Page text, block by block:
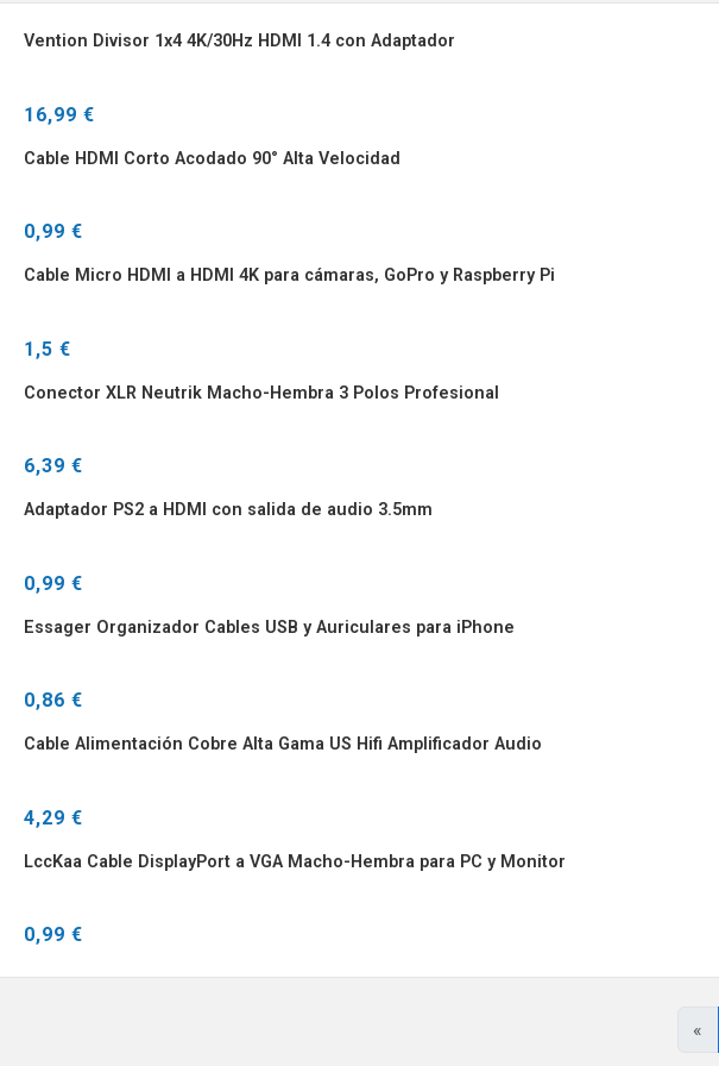
Vention Divisor 1x4 4K/30Hz HDMI 1.4 con Adaptador
16,99 €
Cable HDMI Corto Acodado 90° Alta Velocidad
0,99 €
Cable Micro HDMI a HDMI 4K para cámaras, GoPro y Raspberry Pi
1,5 €
Conector XLR Neutrik Macho-Hembra 3 Polos Profesional
6,39 €
Adaptador PS2 a HDMI con salida de audio 3.5mm
0,99 €
Essager Organizador Cables USB y Auriculares para iPhone
0,86 €
Cable Alimentación Cobre Alta Gama US Hifi Amplificador Audio
4,29 €
LccKaa Cable DisplayPort a VGA Macho-Hembra para PC y Monitor
0,99 €
«